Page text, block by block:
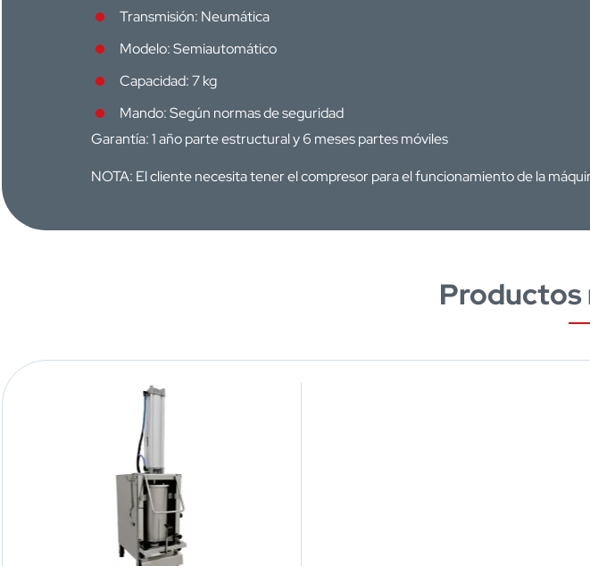
Transmisión: Neumática
Modelo: Semiautomático
Capacidad: 7 kg
Mando: Según normas de seguridad
Garantía: 1 año parte estructural y 6 meses partes móviles
NOTA: El cliente necesita tener el compresor para el funcionamiento de la
Productos